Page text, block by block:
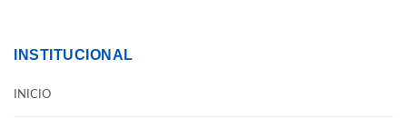
INSTITUCIONAL
INICIO